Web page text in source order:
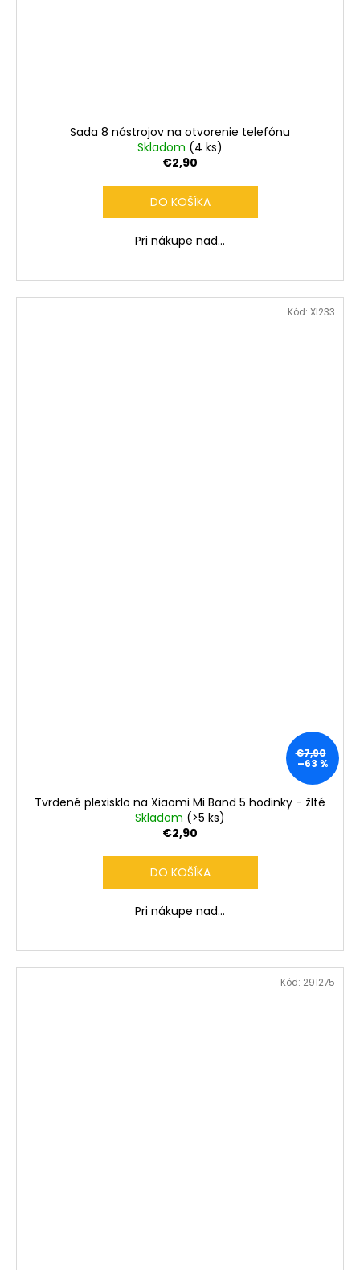
Sada 8 nástrojov na otvorenie telefónu
Skladom (4 ks)
€2,90
DO KOŠÍKA
Pri nákupe nad...
€7,90
–63 %
Tvrdené plexisklo na Xiaomi Mi Band 5 hodinky - žlté
Skladom (>5 ks)
€2,90
DO KOŠÍKA
Pri nákupe nad...
Kód: XI233
Kód: 291275